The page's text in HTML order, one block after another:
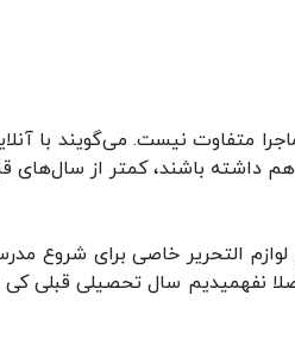
متفاوت نیست. می‌گویند با
داشته باشند، کمتر از سال‌های
التحریر خاصی برای شروع
نفهمیدیم سال تحصیلی قبلی کی